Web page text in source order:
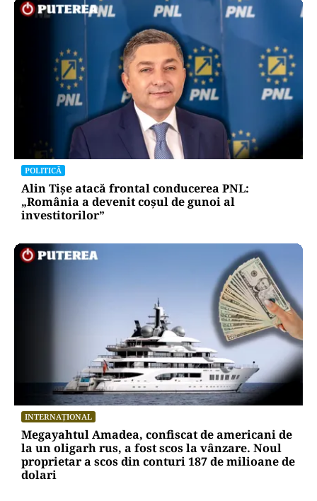
POLITICĂ
Alin Tișe atacă frontal conducerea PNL:
„România a devenit coșul de gunoi al
investitorilor”
INTERNAȚIONAL
Megayahtul Amadea, confiscat de americani de
la un oligarh rus, a fost scos la vânzare. Noul
proprietar a scos din conturi 187 de milioane de
dolari